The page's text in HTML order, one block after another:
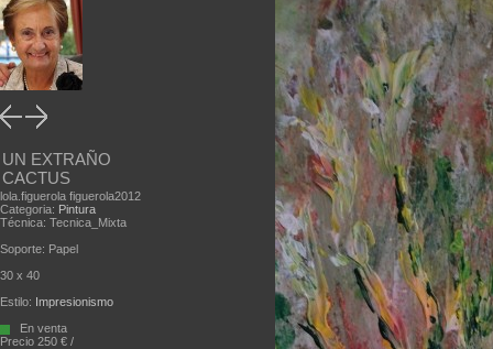
UN EXTRAÑO
CACTUS
lola.figuerola figuerola2012
Categoria: Pintura
Técnica: Tecnica_Mixta
Soporte: Papel
30 x 40
Estilo: Impresionismo
En venta
Precio 250 € /